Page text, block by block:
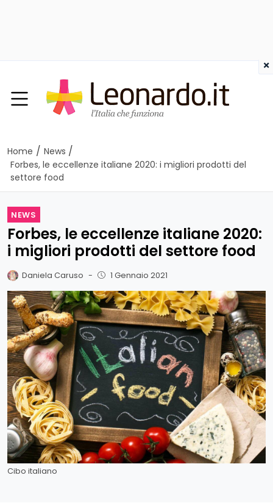
Home / News /
Forbes, le eccellenze italiane 2020: i migliori prodotti del
settore food
NEWS
Forbes, le eccellenze italiane 2020:
i migliori prodotti del settore food
Daniela Caruso - 1 Gennaio 2021
Cibo italiano
×